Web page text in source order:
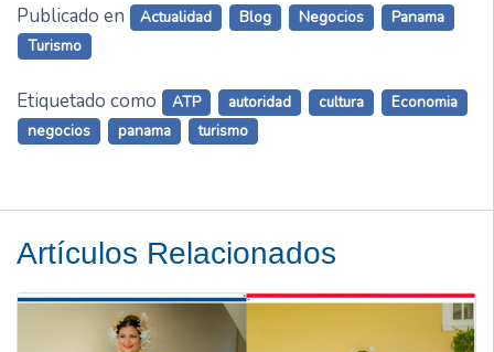
Publicado en Actualidad Blog Negocios
Panama
Turismo
Etiquetado como ATP autoridad cultura
Economia
negocios
panama turismo
Artículos Relacionados